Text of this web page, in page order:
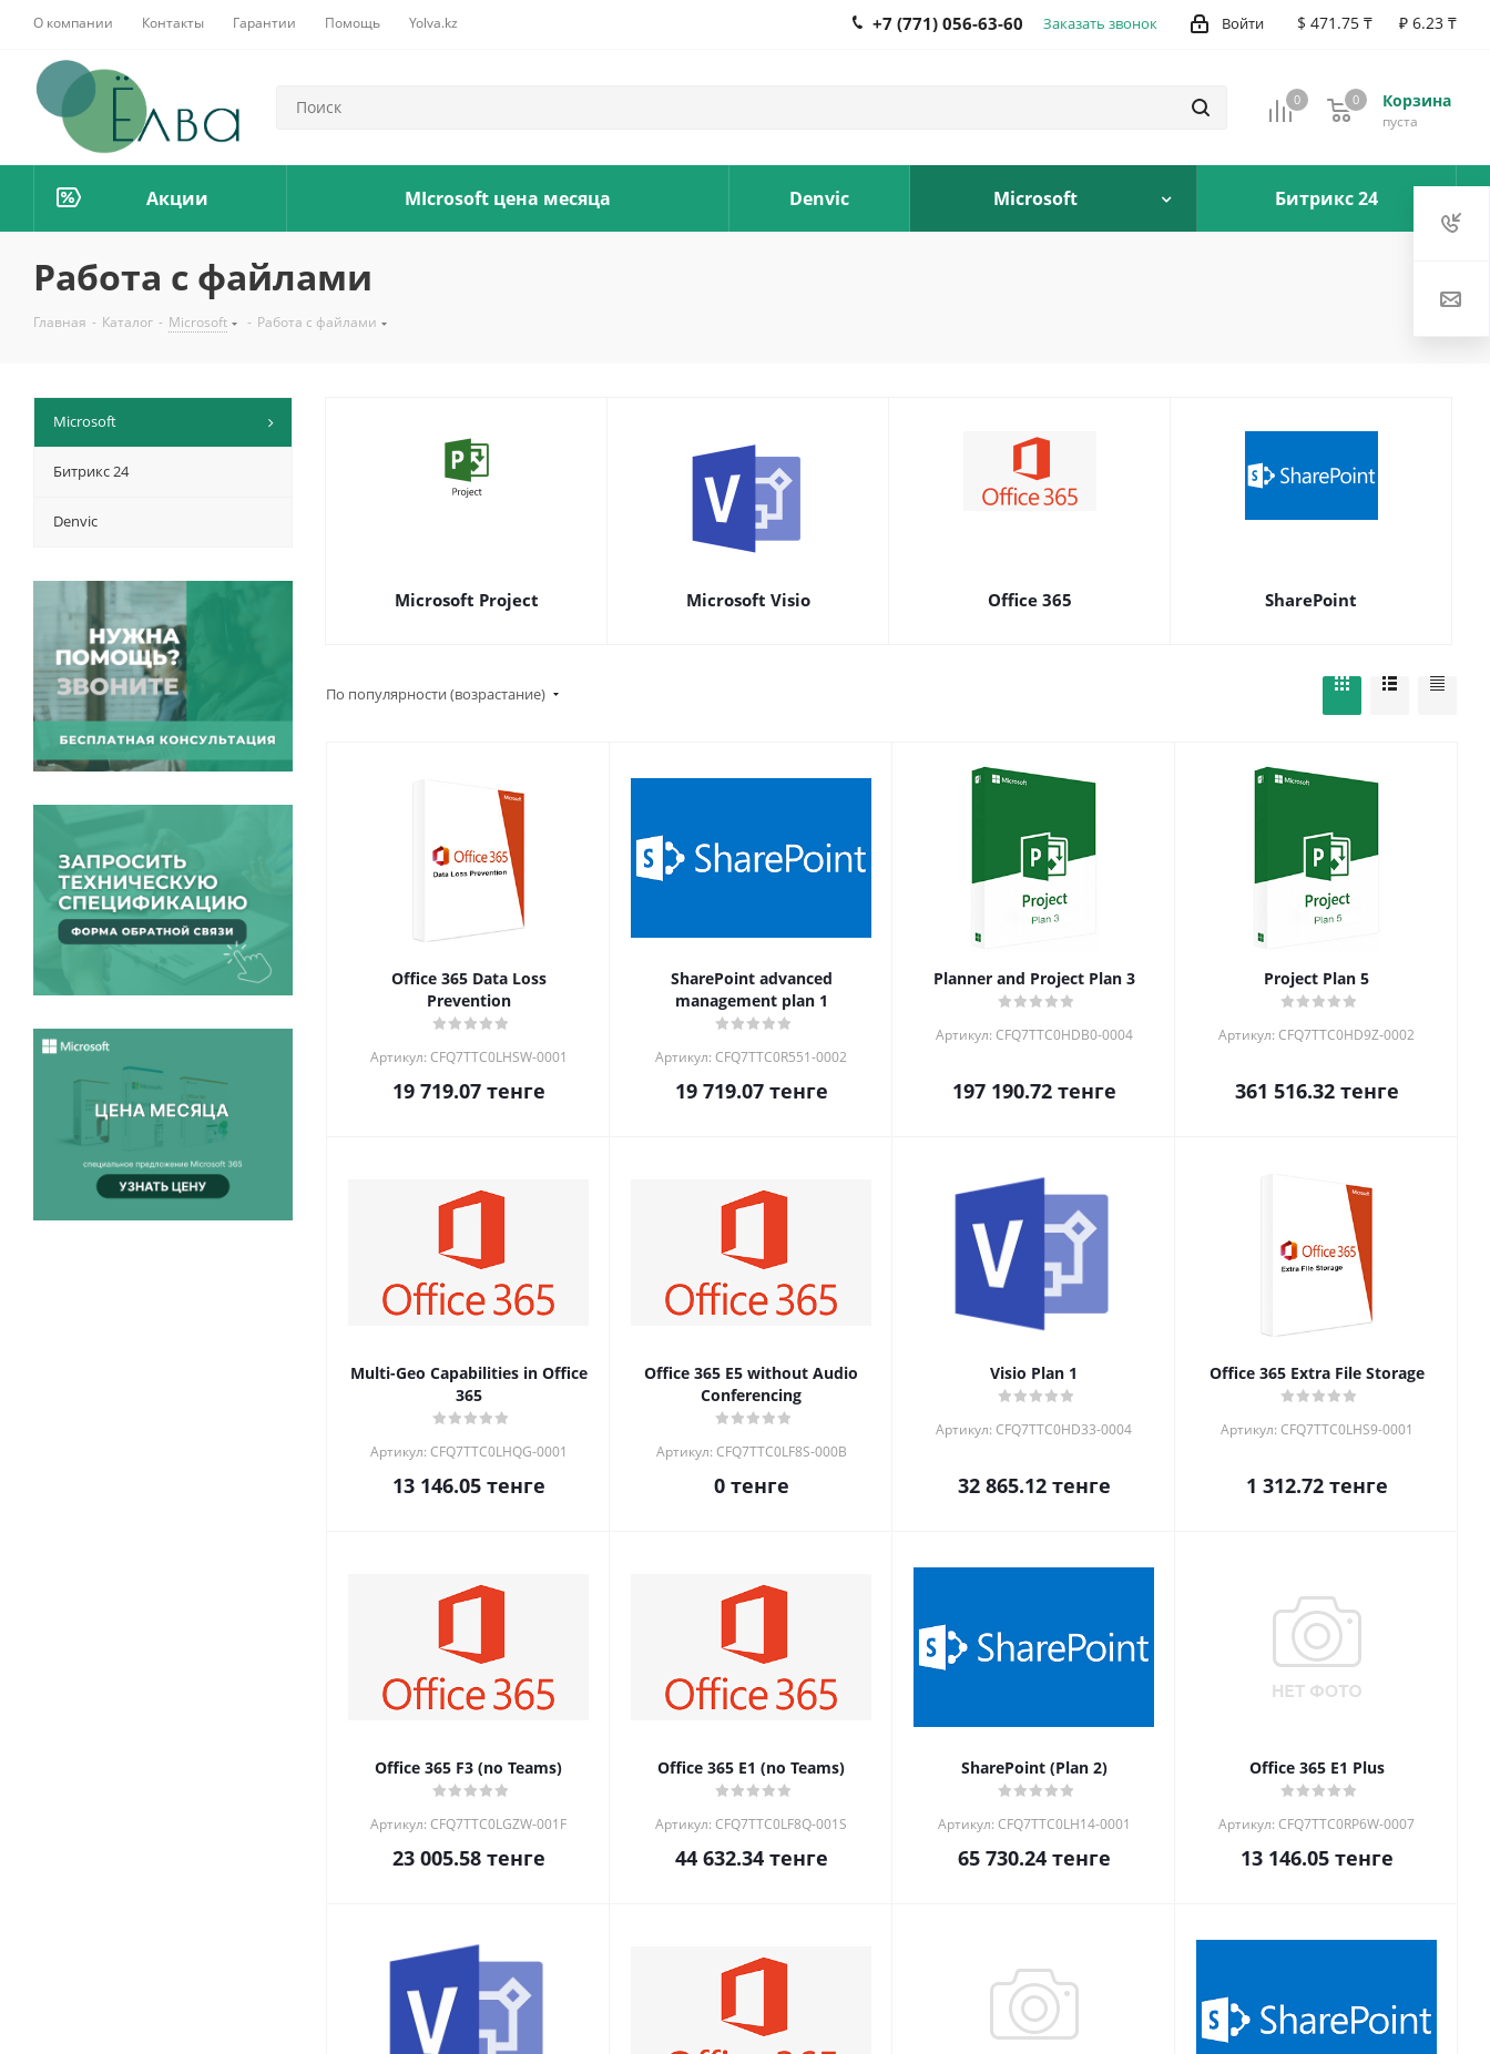
О компании Контакты Гарантии Помощь Yolva.kz $ 471.75 ₸ ₽ 6.23 ₸
Войти
+7 (771) 056-63-60 Заказать звонок
0 Корзина
0
пуста
0
Акции MIcrosoft цена месяца Denvic Microsoft Битрикс 24
Работа с файлами
Главная - Каталог - Microsoft - Работа с файлами
Microsoft Project Microsoft Visio Office 365 SharePoint
По популярности (возрастание)
Office 365 Data Loss
Prevention
Артикул: CFQ7TTC0LHSW-0001
19 719.07тенге
SharePoint advanced
management plan 1
Артикул: CFQ7TTC0R551-0002
19 719.07тенге
Planner and Project Plan 3
Артикул: CFQ7TTC0HDB0-0004
197 190.72тенге
Project Plan 5
Артикул: CFQ7TTC0HD9Z-0002
361 516.32тенге
Multi-Geo Capabilities in Office
365
Артикул: CFQ7TTC0LHQG-0001
13 146.05тенге
Office 365 E5 without Audio
Conferencing
Артикул: CFQ7TTC0LF8S-000B
0тенге
Visio Plan 1
Артикул: CFQ7TTC0HD33-0004
32 865.12тенге
Office 365 Extra File Storage
Артикул: CFQ7TTC0LHS9-0001
1 312.72тенге
Office 365 F3 (no Teams)
Артикул: CFQ7TTC0LGZW-001F
23 005.58тенге
Office 365 E1 (no Teams)
Артикул: CFQ7TTC0LF8Q-001S
44 632.34тенге
SharePoint (Plan 2)
Артикул: CFQ7TTC0LH14-0001
65 730.24тенге
Office 365 E1 Plus
Артикул: CFQ7TTC0RP6W-0007
13 146.05тенге
Microsoft
Битрикс 24
Denvic